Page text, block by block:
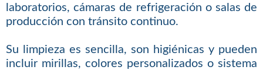
laboratorios, cámaras de refrigeración o salas de
producción con tránsito continuo.
Su limpieza es sencilla, son higiénicas y pueden
incluir mirillas, colores personalizados o sistema